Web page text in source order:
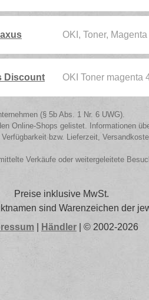
OKI, Toner,
Discount OKI Toner magenta
(§ 5b Abs. 1 Nr. 6 UWG).
Online-Shops gelistet. Informationen
bzw. Lieferzeit,
Verkäufe oder weitergeleitete
Preise inklusive MwSt.
sind Warenzeichen der
Händler | © 2002-2026